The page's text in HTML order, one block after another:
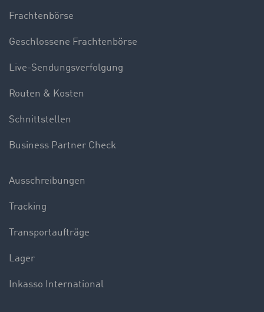
Frachtenbörse
Geschlossene Frachtenbörse
Live-Sendungsverfolgung
Routen & Kosten
Schnittstellen
Business Partner Check
Ausschreibungen
Tracking
Transportaufträge
Lager
Inkasso International